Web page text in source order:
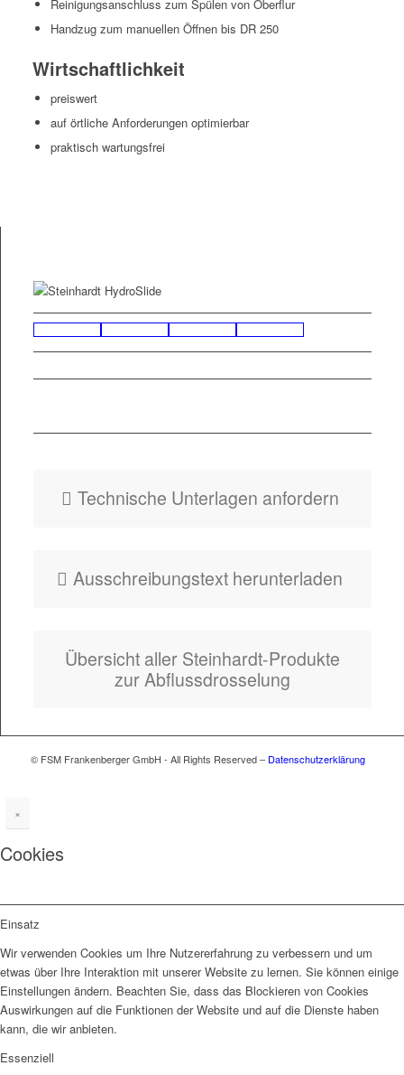
Reini­gungsan­schluss zum Spülen von Oberflur
Handzug zum manuellen Öff­nen bis DR 250
Wirtschaftlichkeit
preiswert
auf örtliche Anforderun­gen optimierbar
prak­tisch wartungsfrei
Tech­nis­che Unter­la­gen anfordern
Auss­chrei­bung­s­text herunterladen
Über­sicht aller Stein­hardt-Pro­duk­te
zur Abflussdrosselung
© FSM Frankenberger GmbH - All Rights Reserved – Datenschutzerklärung
×
Cookies
Einsatz
Wir verwenden Cookies um Ihre Nutzererfahrung zu verbessern und um
etwas über Ihre Interaktion mit unserer Website zu lernen. Sie können einige
Einstellungen ändern. Beachten Sie, dass das Blockieren von Cookies
Auswirkungen auf die Funktionen der Website und auf die Dienste haben
kann, die wir anbieten.
Essenziell